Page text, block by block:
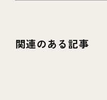
関連のある記事